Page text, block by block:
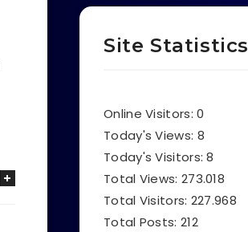
Site Statistics
Online Visitors:0
Today's Views: 8
Today's Visitors:8
Total Views: 273.018
Total Visitors: 227.968
Total Posts: 212